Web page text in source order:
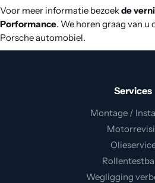
Voor meer informatie bezoekde
Porformance. We horen graag van
Porsche automobiel.
Services
Montage /
Wegligging